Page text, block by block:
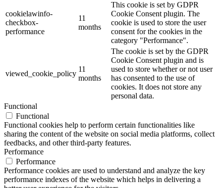
cookielawinfo-
checkbox-
performance
11
months
This cookie is set by GDPR
Cookie Consent plugin. The
cookie is used to store the user
consent for the cookies in the
category "Performance".
viewed_cookie_policy
11
months
The cookie is set by the GDPR
Cookie Consent plugin and is
used to store whether or not user
has consented to the use of
cookies. It does not store any
personal data.
Functional
Functional
Functional cookies help to perform certain functionalities like
sharing the content of the website on social media platforms, collect
feedbacks, and other third-party features.
Performance
Performance
Performance cookies are used to understand and analyze the key
performance indexes of the website which helps in delivering a